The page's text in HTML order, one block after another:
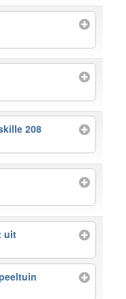
208
uit